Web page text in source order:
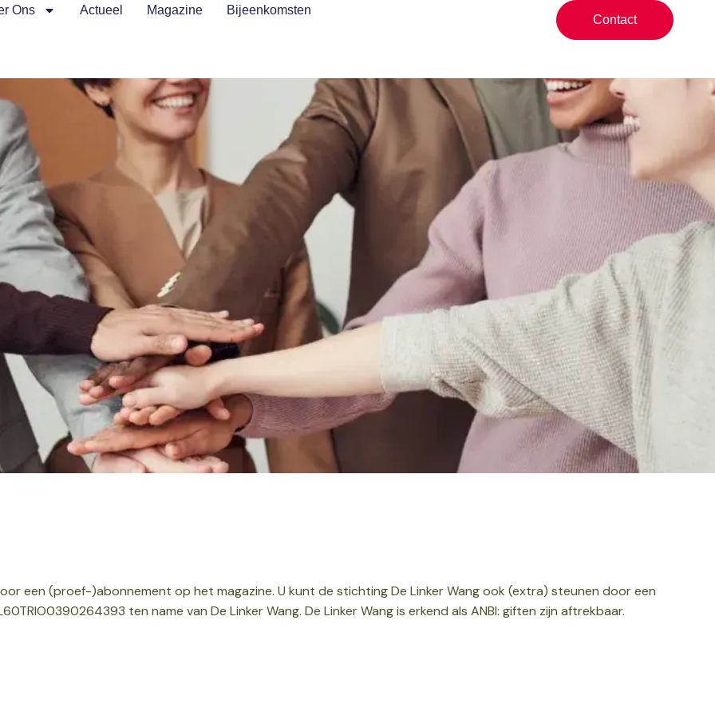
Ons Actueel Magazine Bijeenkomsten
Contact
een (proef-)abonnement op het magazine. U kunt de stichting De Linker Wang ook (extra) steunen door een
ten name van De Linker Wang. De Linker Wang is erkend als ANBI: giften zijn aftrekbaar.